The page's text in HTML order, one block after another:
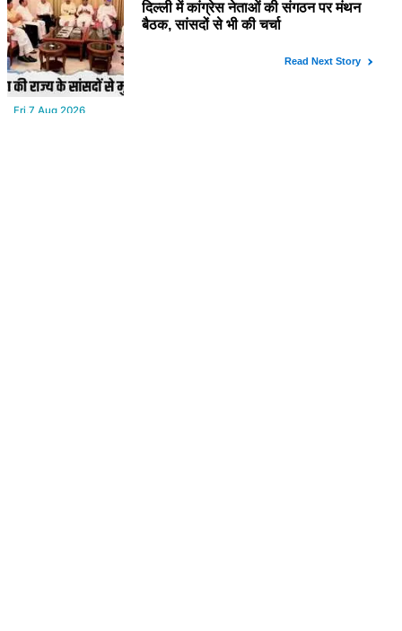
Fri,7 Aug 2026